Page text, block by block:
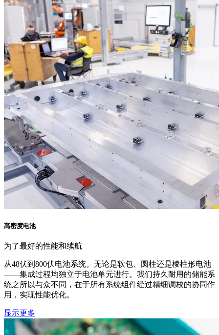
高密度电池
为了最好的性能和续航
从48伏到800伏电池系统。无论是软包、圆柱还是棱柱形电池
——集成过程均独立于电池单元进行。我们持久耐用的储能系
统之所以与众不同，在于所有系统组件经过精细调校的协同作
用，实现性能优化。
显示更多